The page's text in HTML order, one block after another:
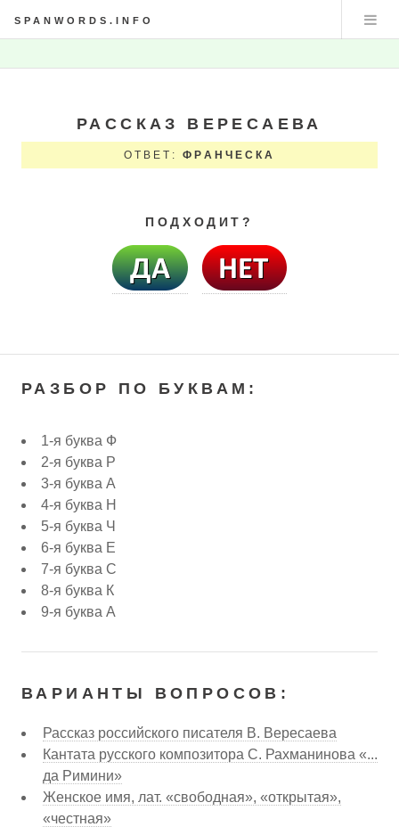
SPANWORDS.INFO
РАССКАЗ ВЕРЕСАЕВА
ОТВЕТ:ФРАНЧЕСКА
ПОДХОДИТ?
РАЗБОР ПО БУКВАМ:
1-я буква Ф
2-я буква Р
3-я буква А
4-я буква Н
5-я буква Ч
6-я буква Е
7-я буква С
8-я буква К
9-я буква А
ВАРИАНТЫ ВОПРОСОВ:
Рассказ российского писателя В. Вересаева
Кантата русского композитора С. Рахманинова «...
да Римини»
Женское имя, лат. «свободная», «открытая»,
«честная»